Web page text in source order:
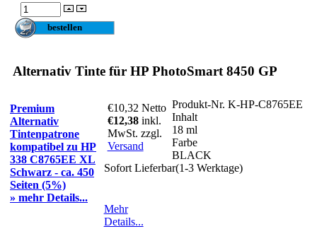
Alternativ Tinte für HP PhotoSmart 8450 GP
Premium
Alternativ
Tintenpatrone
kompatibel zu HP
338 C8765EE XL
Schwarz - ca. 450
Seiten (5%)
» mehr Details...
€10,32 Netto
€12,38 inkl.
MwSt. zzgl.
Versand
Produkt-Nr. K-HP-C8765EE
Inhalt
18 ml
Farbe
BLACK
Sofort Lieferbar(1-3 Werktage)
Mehr
Details...